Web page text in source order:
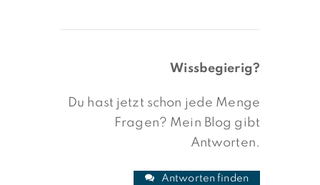
Wissbegierig?
Du hast jetzt schon jede Menge
Fragen? Mein Blog gibt
Antworten.
Antworten finden